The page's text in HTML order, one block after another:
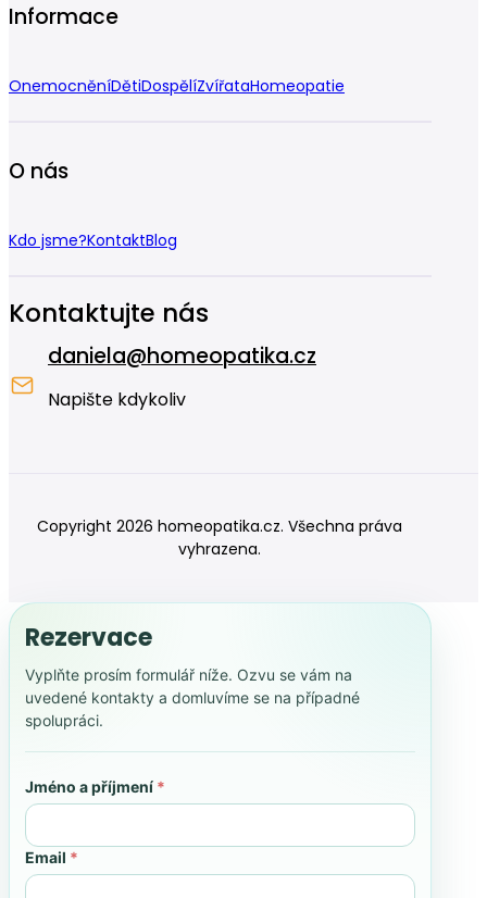
Informace
OnemocněníDětiDospělíZvířataHomeopatie
O nás
Kdo jsme?KontaktBlog
Kontaktujte nás
daniela@homeopatika.cz
Napište kdykoliv
Copyright 2026 homeopatika.cz. Všechna práva
vyhrazena.
Rezervace
Vyplňte prosím formulář níže. Ozvu se vám na
uvedené kontakty a domluvíme se na případné
spolupráci.
Jméno a příjmení *
Email *